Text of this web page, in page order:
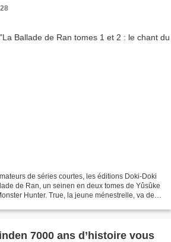
de séries courtes, les éditions Doki-Doki
de Ran, un seinen en deux tomes de Yûsûke
Hunter. True, la jeune ménestrelle, va de
7000 ans d’histoire vous